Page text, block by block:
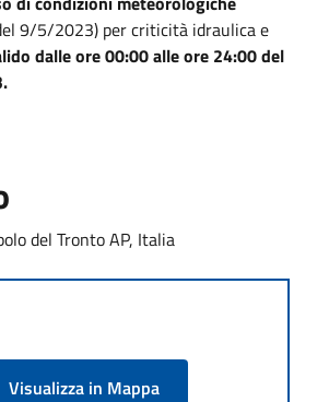
9/5/2023) per criticità idraulica e
dalle ore 00:00 alle ore 24:00 del
del Tronto AP, Italia
Visualizza in Mappa